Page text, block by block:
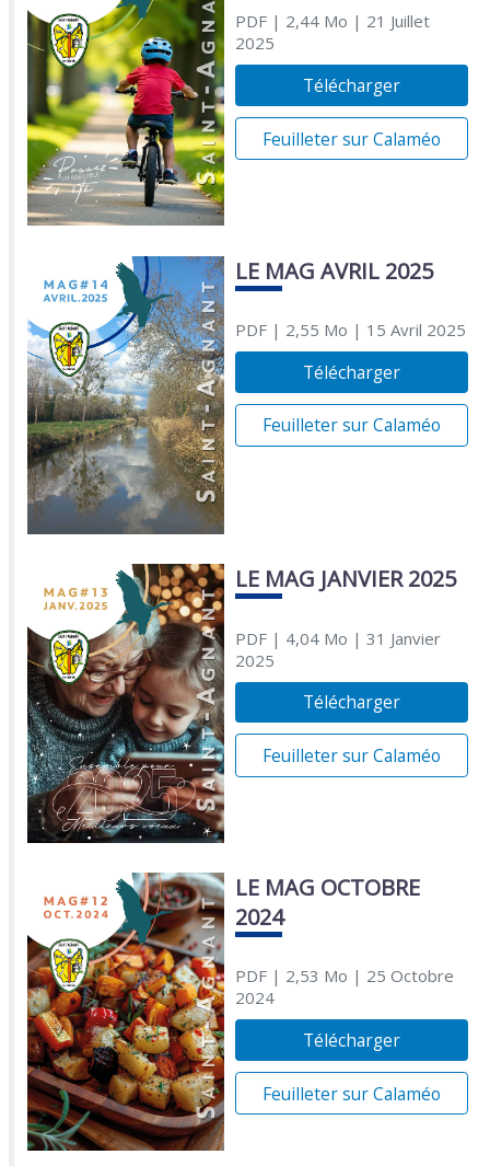
PDF| 2,44 Mo | 21 Juillet
2025
Télécharger
Feuilleter sur Calaméo
LE MAG AVRIL 2025
PDF| 2,55 Mo | 15 Avril 2025
Télécharger
Feuilleter sur Calaméo
LE MAG JANVIER 2025
PDF| 4,04 Mo | 31 Janvier
2025
Télécharger
Feuilleter sur Calaméo
LE MAG OCTOBRE
2024
PDF| 2,53 Mo | 25 Octobre
2024
Télécharger
Feuilleter sur Calaméo